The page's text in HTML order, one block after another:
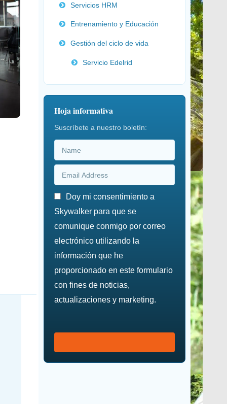
Servicios HRM
Entrenamiento y Educación
Gestión del ciclo de vida
Servicio Edelrid
Hoja informativa
Suscríbete a nuestro boletín:
Doy mi consentimiento a
Skywalker para que se
comunique conmigo por correo
electrónico utilizando la
información que he
proporcionado en este formulario
con fines de noticias,
actualizaciones y marketing.